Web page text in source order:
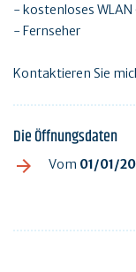
- kostenloses WLAN
- Fernseher
Kontaktieren Sie
Die Öffnungsdaten
Vom 01/01/